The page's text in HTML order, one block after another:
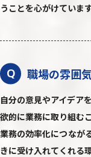
うことを心がけています
Q 職場の雰囲
自分の意見やアイデア
欲的に業務に取り組む
業務の効率化につなが
きに受け入れてくれる